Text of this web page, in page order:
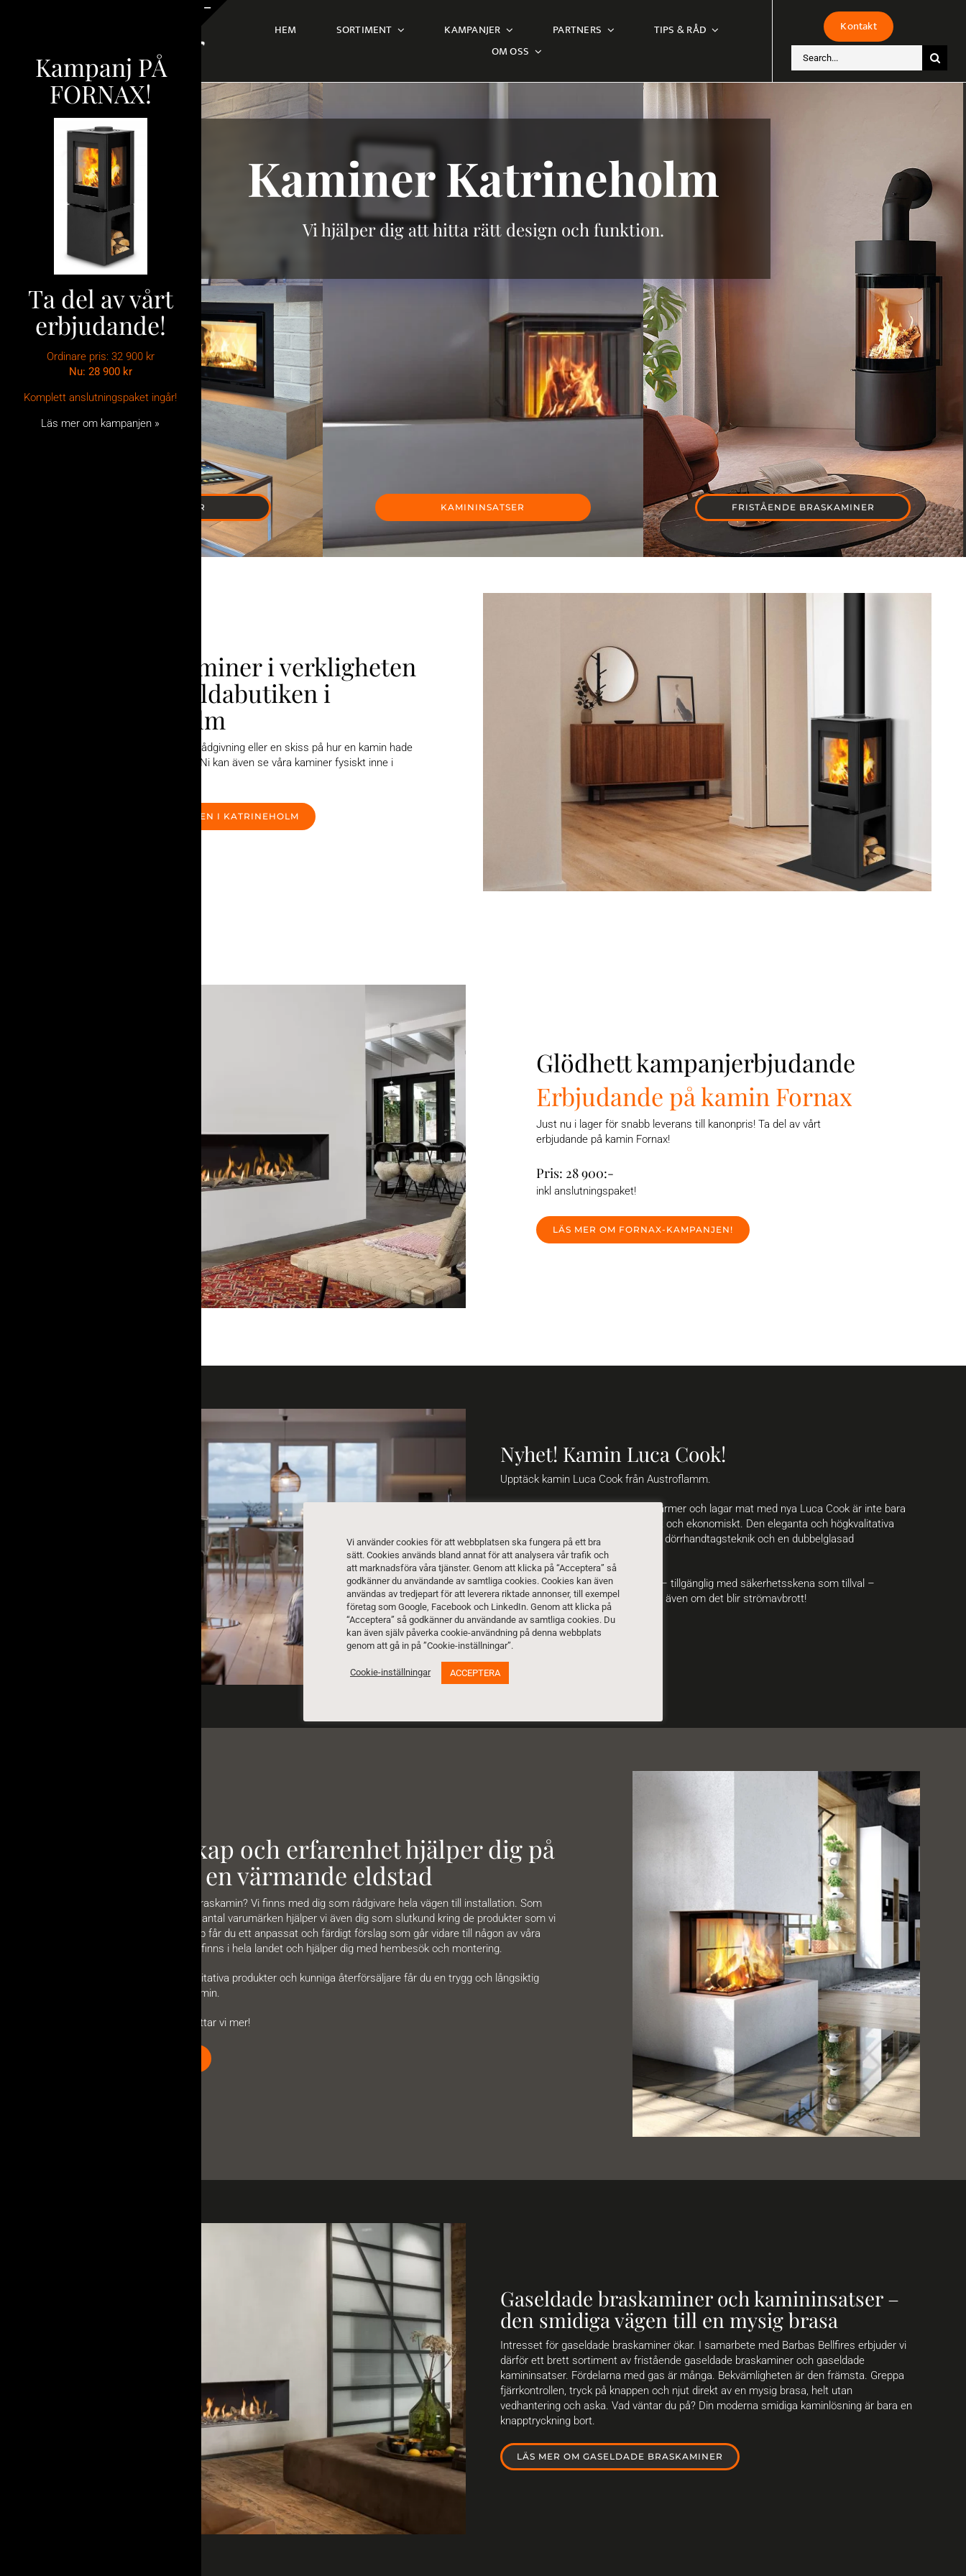
HEM SORTIMENT KAMPANJER PARTNERS
TIPS & RÅD
OM OSS
Kontakt
Sök
KaminerKatrineholm
Vi hjälper dig att hitta rätt design och funktion.
BRASKASSETTER KAMININSATSER FRISTÅENDE BRASKAMINER
Se våra kaminer i verkligheten
inne hos Eldabutiken i
Katrineholm
Kontakta oss gärna för rådgivning eller en skiss på hur en kamin hade
sett ut hemma hos dig. Ni kan även se våra kaminer fysiskt inne i
BESÖK ELDABUTIKEN I KATRINEHOLM
Glödhett kampanjerbjudande
Erbjudande på kamin Fornax
Just nu i lager för snabb leverans till kanonpris! Ta del av vårt
erbjudande på kamin Fornax!
Pris: 28 900:-
inkl anslutningspaket!
LÄS MER OM FORNAX-KAMPANJEN!
Nyhet! Kamin Luca Cook!
Upptäck kamin Luca Cook från Austroflamm.
Att kunna koppla av medan man värmer och lagar mat med nya Luca Cook är inte bara
ett sant nöje utan också ekologiskt och ekonomiskt. Den eleganta och högkvalitativa
kaminen är utrustad med innovativ dörrhandtagsteknik och en dubbelglasad
gjutjärnsdörr.
Tack vare den stora värmeplattan – tillgänglig med säkerhetsskena som tillval –
kommer ditt kök att hålla sig varmt även om det blir strömavbrott!
Ladda ner pdf för mer info »
Vår kunskap och erfarenhet hjälper dig på
vägen till en värmande eldstad
Drömmer du om en braskamin? Vi finns med dig som rådgivare hela vägen till installation. Som
generalagentur till ett antal varumärken hjälper vi även dig som slutkund kring de produkter som vi
erbjuder. Med vår hjälp får du ett anpassat och färdigt förslag som går vidare till någon av våra
återförsäljare. Dessa finns i hela landet och hjälper dig med hembesök och montering.
Med vår expertis, kvalitativa produkter och kunniga återförsäljare får du en trygg och långsiktig
lösning för din braskamin.
Kontakta oss så berättar vi mer!
Gaseldade braskaminer och kamininsatser –
den smidiga vägen till en mysig brasa
Intresset för gaseldade braskaminer ökar. I samarbete med Barbas Bellfires erbjuder vi
därför ett brett sortiment av fristående gaseldade braskaminer och gaseldade
kamininsatser. Fördelarna med gas är många. Bekvämligheten är den främsta. Greppa
fjärrkontrollen, tryck på knappen och njut direkt av en mysig brasa, helt utan
vedhantering och aska. Vad väntar du på? Din moderna smidiga kaminlösning är bara en
knapptryckning bort.
LÄS MER OM GASELDADE BRASKAMINER
glidfält
Kampanj PÅ
FORNAX!
Ta del av vårt
erbjudande!
Ordinare pris: 32 900 kr
Nu: 28 900 kr
Komplett anslutningspaket ingår!
Läs mer om kampanjen »
Vi använder cookies för att webbplatsen ska fungera på ett bra
sätt. Cookies används bland annat för att analysera vår trafik och
att marknadsföra våra tjänster. Genom att klicka på “Acceptera” så
godkänner du användande av samtliga cookies. Cookies kan även
användas av tredjepart för att leverera riktade annonser, till exempel
företag som Google, Facebook och LinkedIn. Genom att klicka på
“Acceptera” så godkänner du användande av samtliga cookies. Du
kan även själv påverka cookie-användning på denna webbplats
genom att gå in på ”Cookie-inställningar”.
Cookie-inställningar ACCEPTERA